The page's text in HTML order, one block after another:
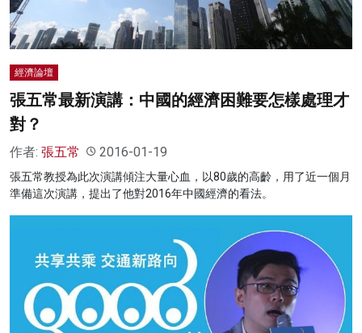
經濟論壇
張五常最新演講：中國的經濟困難要怎樣處理才
對？
作者: 張五常 2016-01-19
張五常教授為此次演講傾注大量心血，以80歲的高齡，用了近一個月
準備這次演講，提出了他對2016年中國經濟的看法。